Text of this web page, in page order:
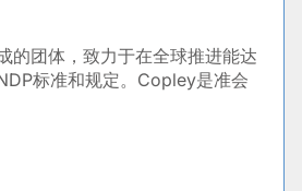
的团体，致力于在全球推进能达
标准和规定。Copley是准会